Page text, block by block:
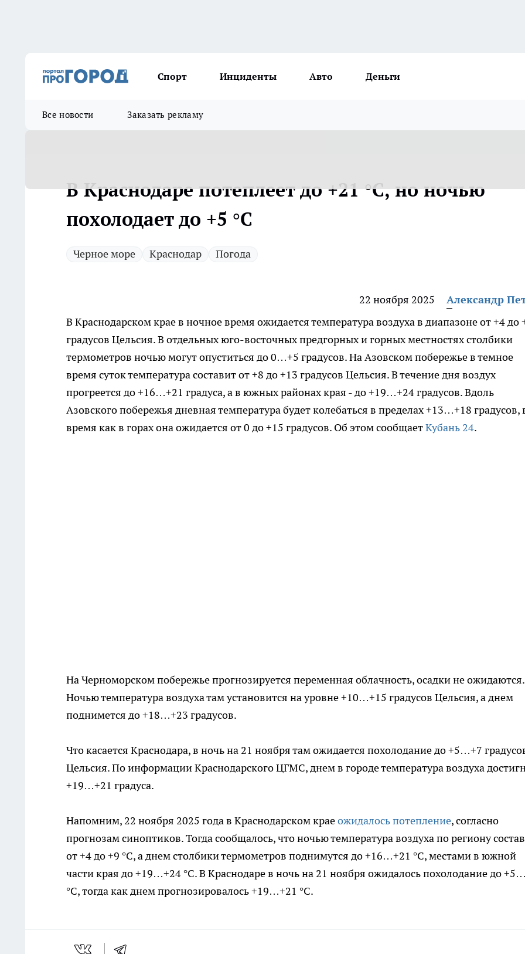
Спорт Инциденты Авто Деньги
Все новости Заказать рекламу
В Краснодаре потеплеет до +21 °С, но ночью
похолодает до +5 °С
Черное море Краснодар Погода
22 ноября 2025
Александр
В Краснодарском крае в ночное время ожидается температура воздуха в диапазоне от +4 до
градусов Цельсия. В отдельных юго-восточных предгорных и горных местностях столбики
термометров ночью могут опуститься до 0…+5 градусов. На Азовском побережье в темное
время суток температура составит от +8 до +13 градусов Цельсия. В течение дня воздух
прогреется до +16…+21 градуса, а в южных районах края - до +19…+24 градусов. Вдоль
Азовского побережья дневная температура будет колебаться в пределах +13…+18 градусов,
время как в горах она ожидается от 0 до +15 градусов. Об этом сообщаетКубань 24.
На Черноморском побережье прогнозируется переменная облачность, осадки не ожидаются.
Ночью температура воздуха там установится на уровне +10…+15 градусов Цельсия, а днем
поднимется до +18…+23 градусов.
Что касается Краснодара, в ночь на 21 ноября там ожидается похолодание до +5…+7
Цельсия. По информации Краснодарского ЦГМС, днем в городе температура воздуха
+19…+21 градуса.
Напомним, 22 ноября 2025 года в Краснодарском краеожидалось потепление, согласно
прогнозам синоптиков. Тогда сообщалось, что ночью температура воздуха по региону
от +4 до +9 °C, а днем столбики термометров поднимутся до +16…+21 °C, местами в южной
части края до +19…+24 °C. В Краснодаре в ночь на 21 ноября ожидалось похолодание до
°C, тогда как днем прогнозировалось +19…+21 °C.